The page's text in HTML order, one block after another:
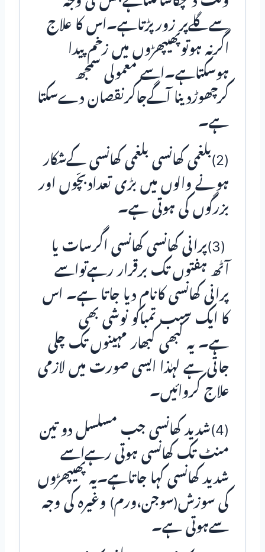
سےگلےپر زورپڑتاہے۔اس کا علاج
اگرنہ ہوتوپھیپھڑوں میں زخم پیدا
ہوسکتاہے۔اسے معمولی سمجھ
کرچھوڑدینا آگےجاکرنقصان دےسکتا
ہے۔
(2)بلغمی کھانسی بلغمی کھانسی کےشکار
ہونے والوں میں بڑی تعدادبچّوں اور
بزرگوں کی ہوتی ہے۔
(3)پرانی کھانسی کھانسی اگرسات یا
آٹھ ہفتوں تک برقرار رہےتواسے
پرانی کھانسی کانام دیا جاتا ہے۔ اس
کا ایک سبب تمباکو نوشی بھی
ہے۔ یہ کبھی کبھار مہینوں تک چلی
جاتی ہے لہٰذا ایسی صورت میں لازمی
علاج کروائیں۔
(4)شدید کھانسی جب مسلسل دو تین
منٹ تک کھانسی ہوتی رہےاسے
شدید کھانسی کہا جاتاہے۔یہ پھیپھڑوں
کی سوزش(سوجن،ورم) وغیرہ کی وجہ
سےہوتی ہے۔